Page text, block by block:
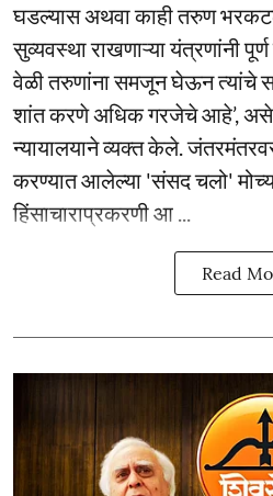
घडल्यास अथवा काही तरुण
सुव्यवस्था राखणाऱ्या यंत्रणांनी
वेळी तरुणांना समजून घेऊन त्यांचे
शांत करणे अधिक गरजेचे आहे’, असे
न्यायालयाने व्यक्त केले.
करण्यात आलेल्या 'संसद चलो'
हिंसाचाराप्रकरणी आ ...
Read